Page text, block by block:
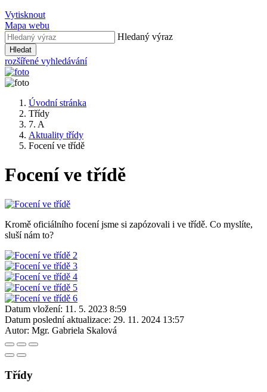
Vytisknout
Mapa webu
Hledaný výraz
Hledat
rozšířené vyhledávání
Úvodní stránka
Třídy
7. A
Aktuality třídy
Focení ve třídě
Focení ve třídě
Kromě oficiálního focení jsme si zapózovali i ve třídě. Co myslíte,
sluší nám to?
Datum vložení: 11. 5. 2023 8:59
Datum poslední aktualizace: 29. 11. 2024 13:57
Autor: Mgr. Gabriela Skalová
Třídy